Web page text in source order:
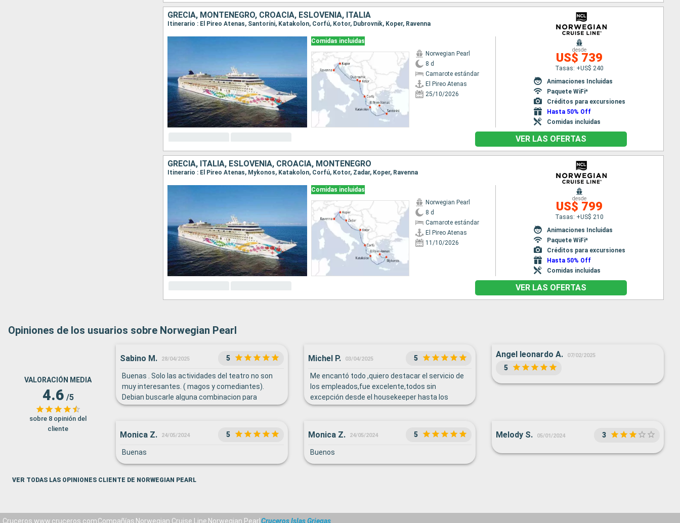
GRECIA, MONTENEGRO, CROACIA, ESLOVENIA, ITALIA
Itinerario : El Pireo Atenas, Santoríni, Katakolon, Corfú, Kotor, Dubrovnik, Koper, Ravenna
Comidas incluidas
Norwegian Pearl
8 d
Camarote estándar
El Pireo Atenas
25/10/2026
desde
US$ 739
Tasas: +US$ 240
Animaciones Incluidas
Paquete WiFi*
Créditos para excursiones
Hasta 50% Off
Comidas incluidas
VER LAS OFERTAS
GRECIA, ITALIA, ESLOVENIA, CROACIA, MONTENEGRO
Itinerario : El Pireo Atenas, Mykonos, Katakolon, Corfú, Kotor, Zadar, Koper, Ravenna
Comidas incluidas
Norwegian Pearl
8 d
Camarote estándar
El Pireo Atenas
11/10/2026
desde
US$ 799
Tasas: +US$ 210
Animaciones Incluidas
Paquete WiFi*
Créditos para excursiones
Hasta 50% Off
Comidas incluidas
VER LAS OFERTAS
Opiniones de los usuarios sobre Norwegian Pearl
VALORACIÓN MEDIA
4.6 /5
sobre 8 opinión del
cliente
Sabino M. 28/04/2025 5
Buenas . Solo las actividades del teatro no son
muy interesantes. ( magos y comediantes).
Debian buscarle alguna combinacion para
mejorarla. Una hora completa para un mago y un
Michel P. 03/04/2025 5
Me encantó todo ,quiero destacar el servicio de
los empleados,fue excelente,todos sin
excepción desde el housekeeper hasta los
meseros ,los del bar, atención al cliente de
personal dan un trato excelente que te hace
sentir muy a gusto
Angel leonardo A. 07/02/2025
5
Monica Z. 24/05/2024 5
Buenas
Monica Z. 24/05/2024 5
Buenos
Melody S. 05/01/2024 3
VER TODAS LAS OPINIONES CLIENTE DE NORWEGIAN PEARL
Cruceros www.cruceros.comCompañías Norwegian Cruise Line Norwegian Pearl Cruceros Islas Griegas